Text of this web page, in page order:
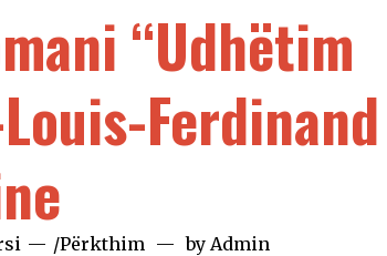
“Udhëtim
Ferdinand
/Përkthim by Admin